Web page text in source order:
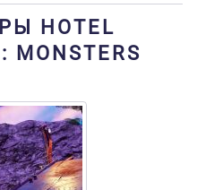
HOTEL
MONSTERS